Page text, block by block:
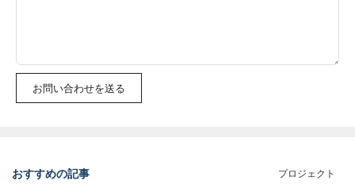
お問い合わせを送る
おすすめの記事 プロジェクト